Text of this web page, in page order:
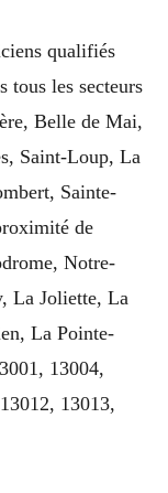
qualifiés
tous les secteurs
Belle de Mai,
Saint-Loup, La
Sainte-
de
Notre-
La Joliette, La
La Pointe-
13004,
13013,